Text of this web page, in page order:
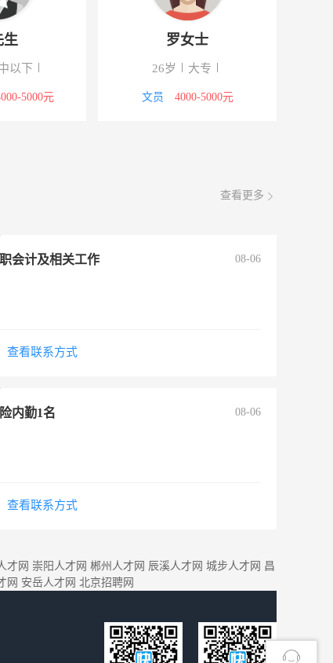
卢先生
高中以下
位 4000-5000元
罗女士
26岁
文员 4000-5000元
查看更多
会计及相关工作 08-06
查看联系方式
内勤1名 08-06
查看联系方式
才网 崇阳人才网 郴州人才网 辰溪人才网 城步人才网 昌
网 安岳人才网 北京招聘网